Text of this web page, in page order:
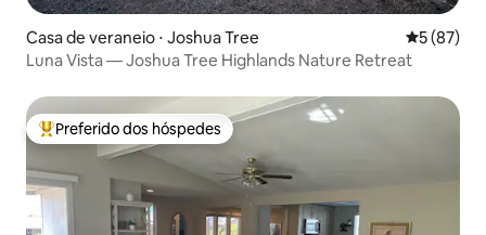
Casa de veraneio ⋅ Joshua Tree 5 de uma
5 (87)
Luna Vista — Joshua Tree Highlands Nature Retreat
Entre os melhores preferidos dos hóspedes
Preferido dos hóspedes